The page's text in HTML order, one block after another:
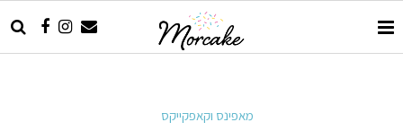
מאפינס וקאפקייקס